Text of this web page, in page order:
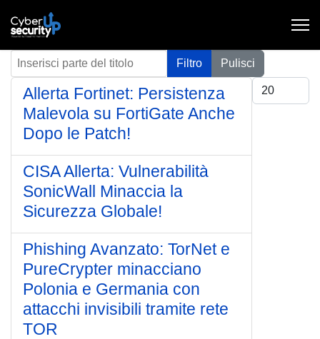
Inserisci parte del titolo Filtro
Pulisci
Visualizza #
Allerta Fortinet: Persistenza
Malevola su FortiGate Anche
Dopo le Patch!
CISA Allerta: Vulnerabilità
SonicWall Minaccia la
Sicurezza Globale!
Phishing Avanzato: TorNet e
PureCrypter minacciano
Polonia e Germania con
attacchi invisibili tramite rete
TOR